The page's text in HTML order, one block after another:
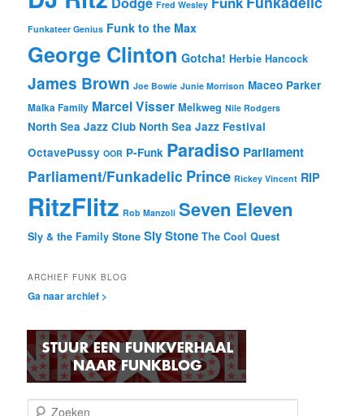
Fred Wesley
Funkateer Genius Funk to the Max
George Clinton Gotcha! Herbie Hancock
James Brown Joe Bowie Junie Morrison Maceo Parker
Malka Family Marcel Visser Melkweg Nile Rodgers
North Sea Jazz Club North Sea Jazz Festival
OctavePussy OOR P-Funk Paradiso Parliament
Parliament/Funkadelic Prince Rickey Vincent RIP
RitzFlitz Rob Manzoli Seven Eleven
Sly & the Family Stone Sly Stone The Cool Quest
ARCHIEF FUNK BLOG
Ga naar archief >